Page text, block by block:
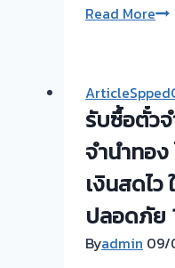
Read Moreรับ
ทอ
ยิ
บริ
รับ
ไถ่
ถึง
โรง
รับซื้อตั๋ว
จำนำทอ
เงินสดไว
ปลอดภัย
Byadmin 09/